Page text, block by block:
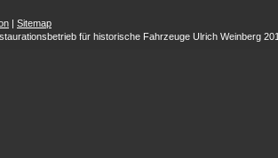
| Sitemap
für historische Fahrzeuge Ulrich Weinberg